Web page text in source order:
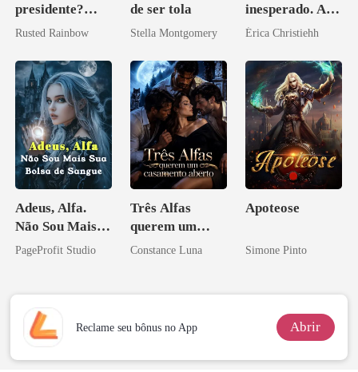
presidente?
Preciosa
família
mafiosa!
Rusted Rainbow
de ser tola
Stella Montgomery
inesperado. A
noite que mudou
Érica Christiehh
Adeus, Alfa.
Não Sou Mais
Sua Bolsa de
PageProfit Studio
Três Alfas
querem um
casamento
Constance Luna
Apoteose
Simone Pinto
Reclame seu bônus no App Abrir